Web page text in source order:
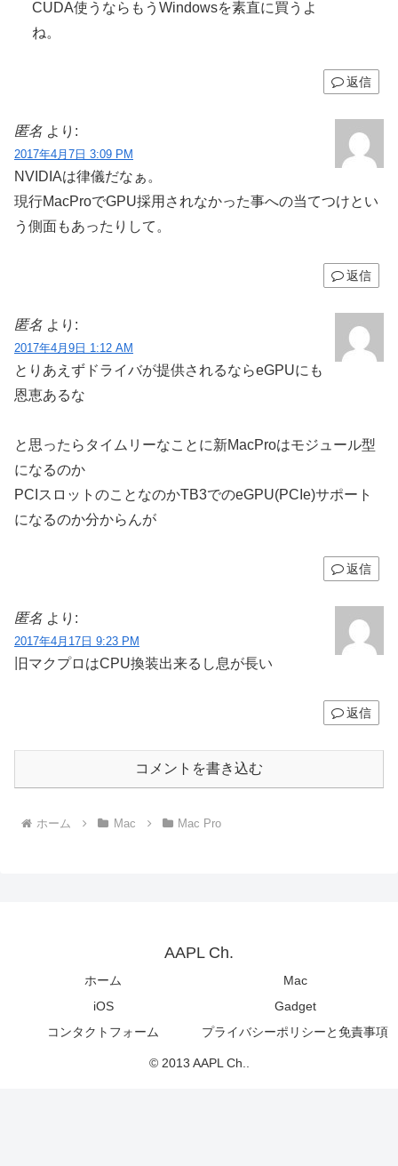
CUDA使うならもうWindowsを素直に買うよ
ね。
返信
匿名 より:
2017年4月7日 3:09 PM
NVIDIAは律儀だなぁ。
現行MacProでGPU採用されなかった事への当てつけとい
う側面もあったりして。
返信
匿名 より:
2017年4月9日 1:12 AM
とりあえずドライバが提供されるならeGPUにも
恩恵あるな
と思ったらタイムリーなことに新MacProはモジュール型
になるのか
PCIスロットのことなのかTB3でのeGPU(PCIe)サポート
になるのか分からんが
返信
匿名 より:
2017年4月17日 9:23 PM
旧マクプロはCPU換装出来るし息が長い
返信
コメントを書き込む
ホーム Mac Mac Pro
AAPL Ch.
ホーム
Mac
iOS
Gadget
コンタクトフォーム
プライバシーポリシーと免責事項
© 2013 AAPL Ch..